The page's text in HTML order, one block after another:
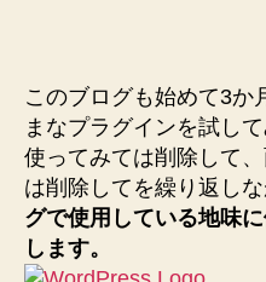
このブログも始めて3か
まなプラグインを試し
使ってみては削除して
は削除してを繰り返しな
グで使用している地味
します。